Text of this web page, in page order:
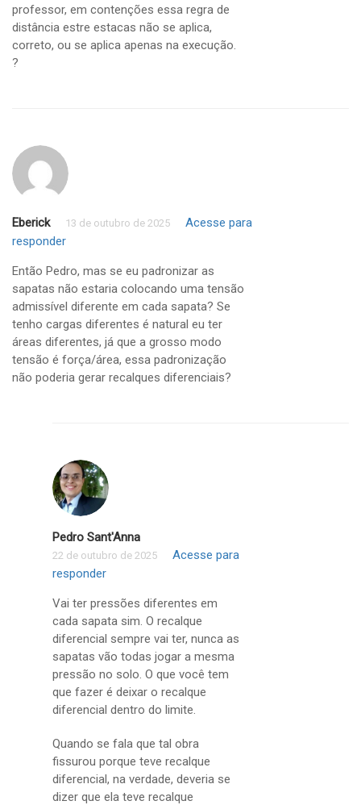
professor, em contenções essa regra de
distância estre estacas não se aplica,
correto, ou se aplica apenas na execução.
?
Eberick 13 de outubro de 2025
Acesse para
responder
Então Pedro, mas se eu padronizar as
sapatas não estaria colocando uma tensão
admissível diferente em cada sapata? Se
tenho cargas diferentes é natural eu ter
áreas diferentes, já que a grosso modo
tensão é força/área, essa padronização
não poderia gerar recalques diferenciais?
Pedro Sant'Anna
22 de outubro de 2025
Acesse para
responder
Vai ter pressões diferentes em
cada sapata sim. O recalque
diferencial sempre vai ter, nunca as
sapatas vão todas jogar a mesma
pressão no solo. O que você tem
que fazer é deixar o recalque
diferencial dentro do limite.
Quando se fala que tal obra
fissurou porque teve recalque
diferencial, na verdade, deveria se
dizer que ela teve recalque